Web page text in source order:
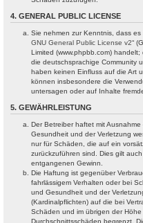
4. GENERAL PUBLIC LICENSE
Sie nehmen zur Kenntnis, dass es
GNU General Public License v2“
Limited (www.phpbb.com)
die deutschsprachige Community
haben keinen Einfluss auf die Art
können insbesondere die
untersagen oder auf Inhalte
5. GEWÄHRLEISTUNG
Der Betreiber haftet mit
Gesundheit und der Verletzung
nur für Schäden, die auf ein
zurückzuführen sind. Dies gilt
entgangenen Gewinn.
Die Haftung ist gegenüber
fahrlässigem Verhalten oder bei
und Gesundheit und der
(Kardinalpflichten) auf die bei
Schäden und im übrigen der
Durchschnittsschäden begrenzt.